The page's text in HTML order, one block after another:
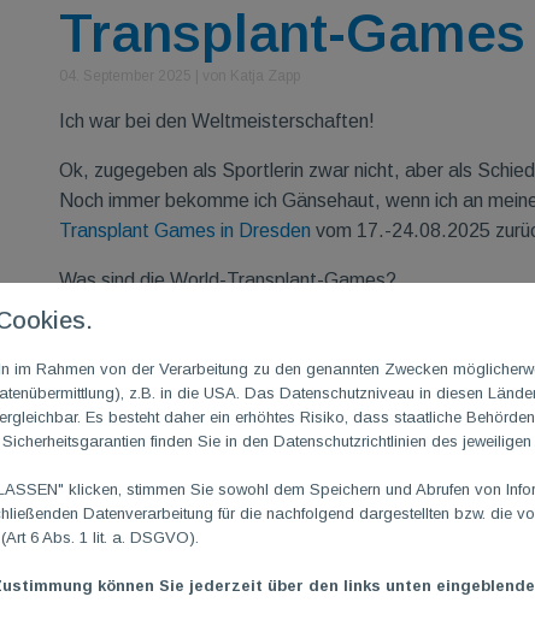
Transplant-
Ich war bei den Weltmeisterschaften!
Ok, zugegeben als Sportlerin zwar nicht, aber als
Noch immer bekomme ich Gänsehaut, wenn ich an
Transplant Games in Dresden vom 17.-24.08.2025
Was sind die World-Transplant-Games?
Es sind die Weltspiele für transplantierte
zwei Jahre von der World Transplant Games
unter Organ-Transplantations-Empfängern,
Organspende weltweit sichtbar zu machen. Die Spiele
Teilnehmende (Sportler/innen sowie Betreuer/innen)
Das Dresdener Stadtfest stellte den würdigen Rahmen
erwähnen, es waren die ersten Spiele auf „deutschem“
eine große Ehre an diesen Spielen teilnehmen zu
eigenen Badminton-Verband „schiedsen“. Für
aber als Amateurturnier gilt, durften sich alle
im Rahmen von der Verarbeitung zu den genannten Zwecken
z.B. in die USA. Das Datenschutzniveau in diesen
Es besteht daher ein erhöhtes Risiko, dass staatliche
finden Sie in den Datenschutzrichtlinien des jeweiligen
klicken, stimmen Sie sowohl dem Speichern und Abrufen von
Datenverarbeitung für die nachfolgend dargestellten bzw. die
6 Abs. 1 lit. a. DSGVO).
können Sie jederzeit über den links unten